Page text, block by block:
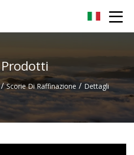
Prodotti
/ Scorie Di Raffinazione / Dettagli